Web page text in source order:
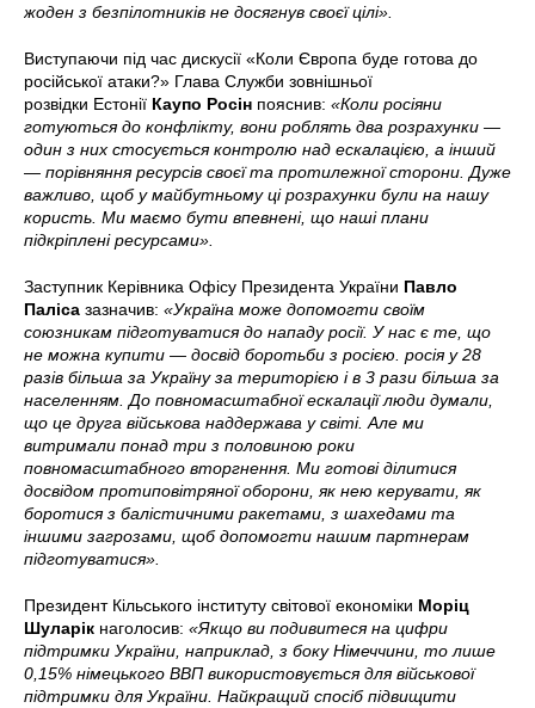
жоден з безпілотників не досягнув своєї цілі».
Виступаючи під час дискусії «Коли Європа буде готова до
російської атаки?» Глава Служби зовнішньої
розвідки Естонії Каупо Росін пояснив: «Коли росіяни
готуються до конфлікту, вони роблять два розрахунки —
один з них стосується контролю над ескалацією, а інший
— порівняння ресурсів своєї та протилежної сторони. Дуже
важливо, щоб у майбутньому ці розрахунки були на нашу
користь. Ми маємо бути впевнені, що наші плани
підкріплені ресурсами».
Заступник Керівника Офісу Президента України Павло
Паліса зазначив: «Україна може допомогти своїм
союзникам підготуватися до нападу росії. У нас є те, що
не можна купити — досвід боротьби з росією. росія у 28
разів більша за Україну за територією і в 3 рази більша за
населенням. До повномасштабної ескалації люди думали,
що це друга військова наддержава у світі. Але ми
витримали понад три з половиною роки
повномасштабного вторгнення. Ми готові ділитися
досвідом протиповітряної оборони, як нею керувати, як
боротися з балістичними ракетами, з шахедами та
іншими загрозами, щоб допомогти нашим партнерам
підготуватися».
Президент Кільського інституту світової економіки Моріц
Шуларік наголосив: «Якщо ви подивитеся на цифри
підтримки України, наприклад, з боку Німеччини, то лише
0,15% німецького ВВП використовується для військової
підтримки для України. Найкращий спосіб підвищити